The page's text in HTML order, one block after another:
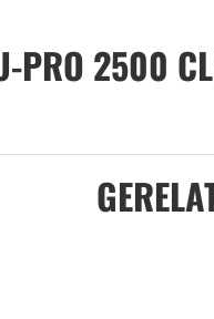
PRO 2500